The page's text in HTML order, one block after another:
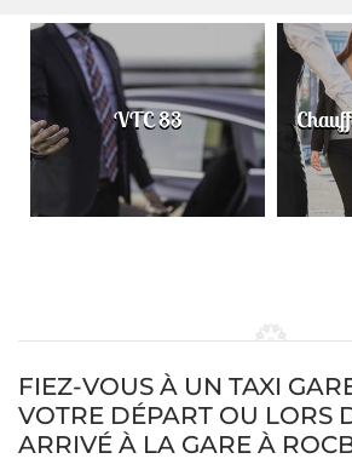
VTC 83
FIEZ-VOUS À UN TAXI
VOTRE DÉPART OU LORS
ARRIVÉ À LA GARE À